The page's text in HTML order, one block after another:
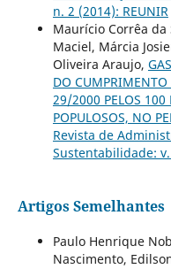
n. 2 (2014): REUNIR
Maurício Corrêa da
Maciel, Márcia
Oliveira Araujo,
DO
29/2000 PELOS 100
POPULOSOS, NO
Revista de
Sustentabilidade:
Artigos Semelhantes
Paulo Henrique
Nascimento,